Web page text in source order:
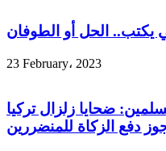
يكتب.. الحل أو الطوفان
23 February، 2023
ضحايا زلزال تركيا
دفع الزكاة للمنضررين